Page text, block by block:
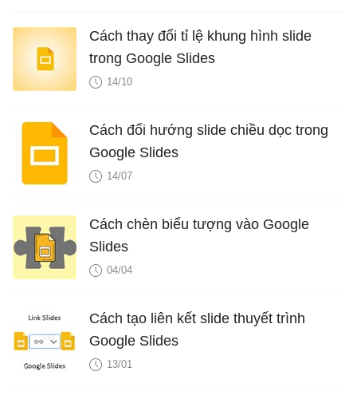
Cách thay đổi tỉ lệ khung hình slide
trong Google Slides
14/10
Cách đổi hướng slide chiều dọc trong
Google Slides
14/07
Cách chèn biểu tượng vào Google
Slides
04/04
Cách tạo liên kết slide thuyết trình
Google Slides
13/01